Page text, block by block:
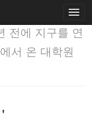
전에 지구를 연
서 온 대학원